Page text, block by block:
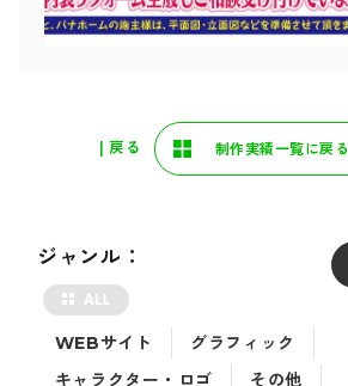
| 戻る 制作実績一覧に戻る
ジャンル：
WEBサイト
グラフィック
キャラクター・ロゴ
その他